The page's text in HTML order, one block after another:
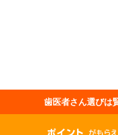
歯医者さん選びは